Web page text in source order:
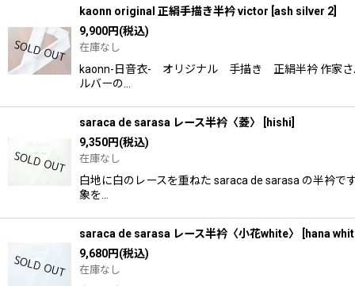
kaonn original 正絹手描き半衿 victor ash silver 2
9,900円(税込)
在庫なし
kaonn-日音衣- オリジナル 手描き 正絹半衿 作家さ
ルバーの…
saraca de sarasa レース半衿〈菱〉 hishi
9,350円(税込)
在庫なし
白地に白のレースを重ねた saraca de sarasa の半衿
象を…
saraca de sarasa レース半衿〈小花white〉
hana
9,680円(税込)
在庫なし